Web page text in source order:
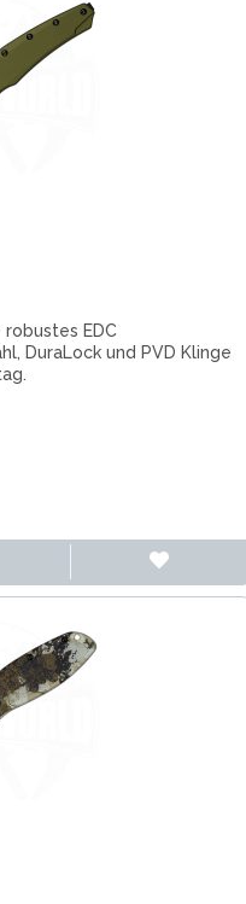
robustes EDC
DuraLock und PVD Klinge